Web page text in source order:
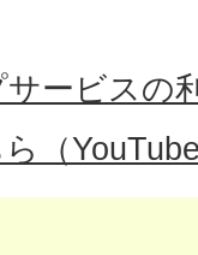
ービスの
（